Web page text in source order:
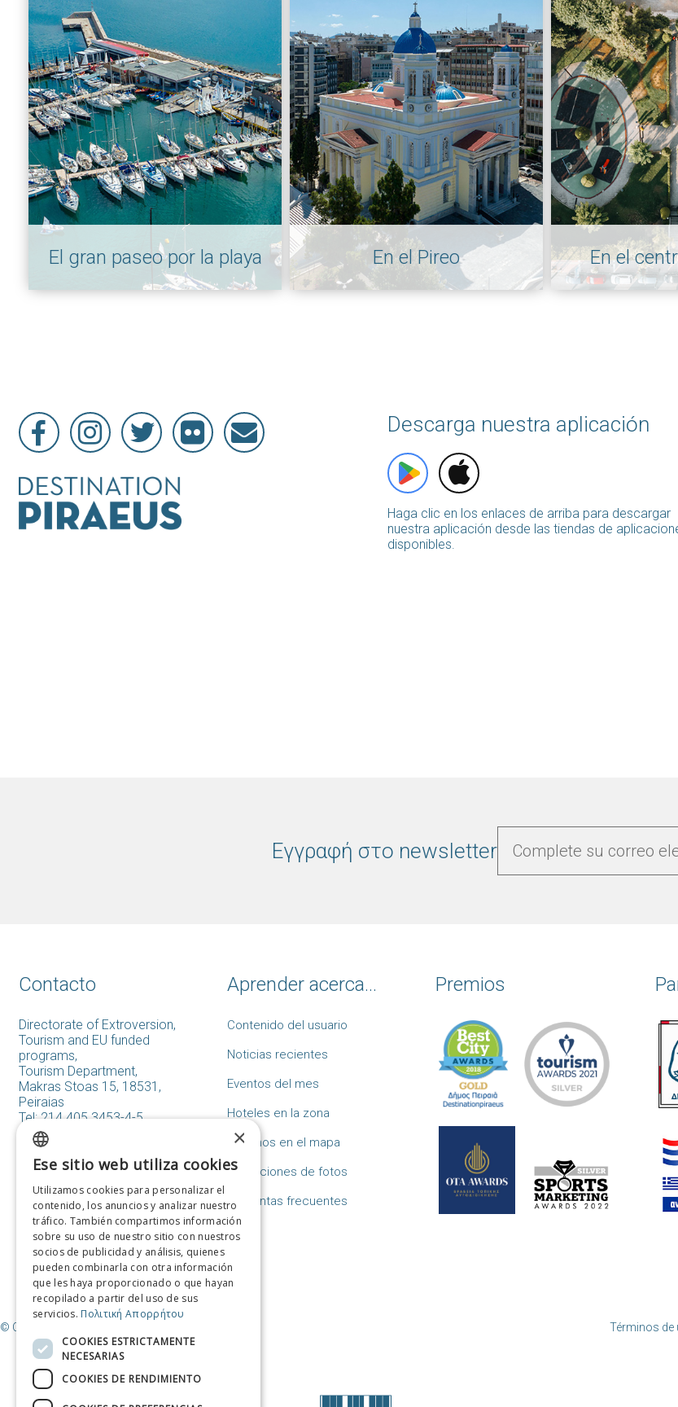
El gran paseo por la playa En el Pireo En el
Descarga nuestra aplicación
Haga clic en los enlaces de arriba para descargar
nuestra aplicación desde las tiendas de
disponibles.
Εγγραφή στο newsletter
Contacto
Directorate of Extroversion,
Tourism and EU funded
programs,
Tourism Department,
Makras Stoas 15, 18531,
Peiraias
Tel: 214.405.3453-4-5
tourismos@piraeus.gov.gr
Formulario de contacto
Aprender acerca...
Contenido del usuario
Noticias recientes
Eventos del mes
Hoteles en la zona
Destinos en el mapa
Colecciones de fotos
Preguntas frecuentes
Premios
© Copyright Destino El Pireo / Municipio del Pireo Términos de
GREEK
ENGLISH
FRENCH
ITALIAN
GERMAN
SPANISH
CHINESE (SIMPLIFIED)
CHINESE
×
Ese sitio web utiliza cookies
Utilizamos cookies para personalizar el
contenido, los anuncios y analizar nuestro
tráfico. También compartimos información
sobre su uso de nuestro sitio con nuestros
socios de publicidad y análisis, quienes
pueden combinarla con otra información
que les haya proporcionado o que hayan
recopilado a partir del uso de sus
servicios. Πολιτική Απορρήτου
COOKIES ESTRICTAMENTE
NECESARIAS
COOKIES DE RENDIMIENTO